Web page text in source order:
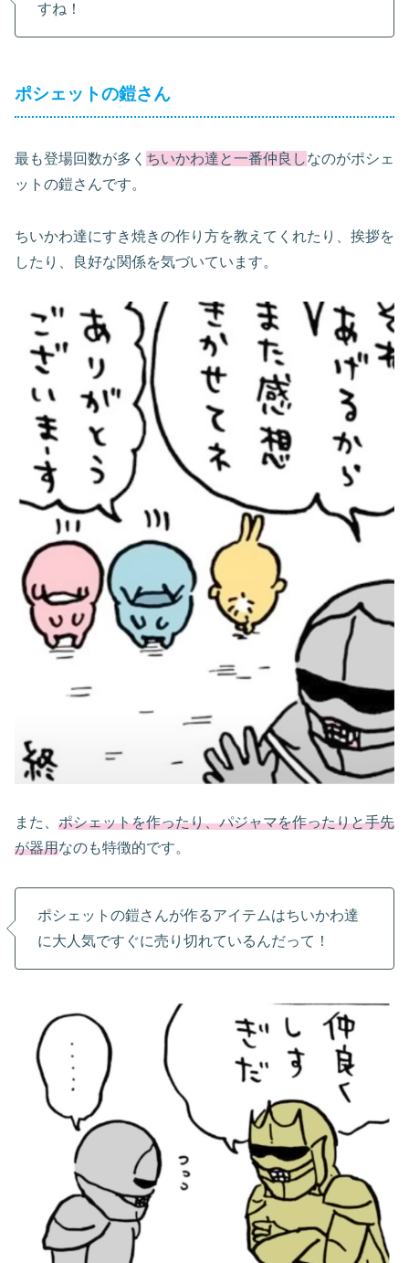
すね！
ポシェットの鎧さん
最も登場回数が多く ちいかわ達と一番仲良しなのがポシェ
ットの鎧さんです。
ちいかわ達にすき焼きの作り方を教えてくれたり、挨拶を
したり、良好な関係を気づいています。
また、 ポシェットを作ったり、パジャマを作ったりと手先
が器用なのも特徴的です。
ポシェットの鎧さんが作るアイテムはちいかわ達
に大人気ですぐに売り切れているんだって！